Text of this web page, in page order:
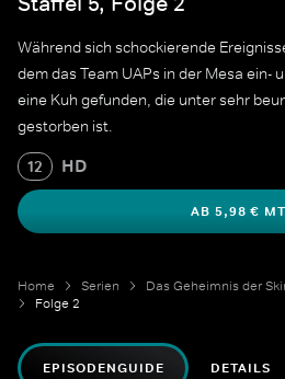
Während sich schockierende
dem das Team UAPs in der Mesa ein-
eine Kuh gefunden, die unter sehr
gestorben ist.
12 HD
AB 5,98 €
Home Serien
Folge 2
EPISODENGUIDE DETAILS